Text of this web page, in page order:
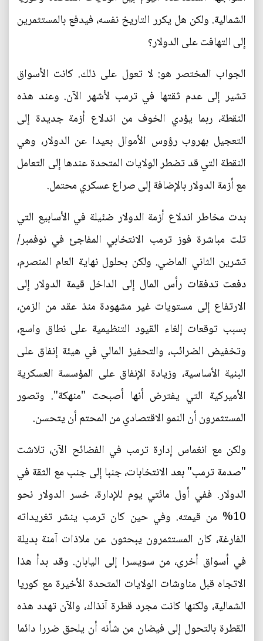
الشمالية. ولكن هل يكرر التاريخ نفسه، فيدفع بالمستثمرين
إلى التهافت على الدولار؟
الجواب المختصر هو: لا تعول على ذلك. كانت الأسواق
تشير إلى عدم ثقتها في ترمب لأشهر الآن. وعند هذه
النقطة، ربما يؤدي الخوف من اندلاع أزمة جديدة إلى
التعجيل بهروب رؤوس الأموال بعيدا عن الدولار، وهي
النقطة التي قد تضطر الولايات المتحدة عندها إلى التعامل
مع أزمة الدولار بالإضافة إلى صراع عسكري محتمل.
بدت مخاطر اندلاع أزمة الدولار ضئيلة في الأسابيع التي
تلت مباشرة فوز ترمب الانتخابي المفاجئ في نوفمبر/
تشرين الثاني الماضي. ولكن بحلول نهاية العام المنصرم،
دفعت تدفقات رأس المال إلى الداخل قيمة الدولار إلى
الارتفاع إلى مستويات غير مشهودة منذ عقد من الزمن،
بسبب توقعات إلغاء القيود التنظيمية على نطاق واسع،
وتخفيض الضرائب، والتحفيز المالي في هيئة إنفاق على
البنية الأساسية، وزيادة الإنفاق على المؤسسة العسكرية
الأميركية التي يفترض أنها أصبحت "منهكة". وتصور
المستثمرون أن النمو الاقتصادي من المحتم أن يتحسن.
ولكن مع انغماس إدارة ترمب في الفضائح الآن، تلاشت
"صدمة ترمب" بعد الانتخابات، جنبا إلى جنب مع الثقة في
الدولار. ففي أول مائتي يوم للإدارة، خسر الدولار نحو
10% من قيمته. وفي حين كان ترمب ينشر تغريداته
الفارغة، كان المستثمرون يبحثون عن ملاذات آمنة بديلة
في أسواق أخرى، من سويسرا إلى اليابان. وقد بدأ هذا
الاتجاه قبل مناوشات الولايات المتحدة الأخيرة مع كوريا
الشمالية، ولكنها كانت مجرد قطرة آنذاك، والآن تهدد هذه
القطرة بالتحول إلى فيضان من شأنه أن يلحق ضررا دائما